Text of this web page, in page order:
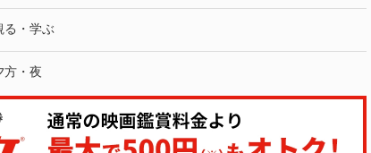
る・学ぶ
方・夜